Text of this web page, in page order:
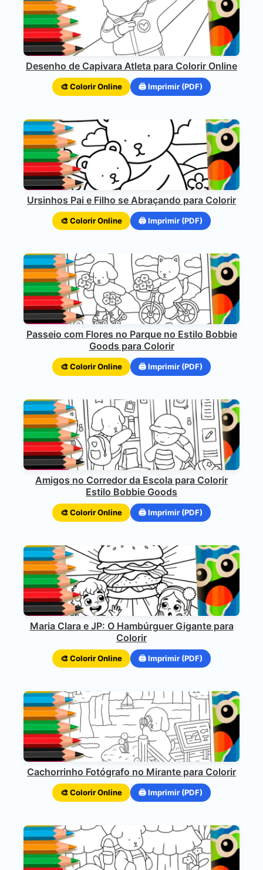
Desenho de Capivara Atleta para Colorir Online
🎨 Colorir Online 🖨️ Imprimir (PDF)
Ursinhos Pai e Filho se Abraçando para Colorir
🎨 Colorir Online 🖨️ Imprimir (PDF)
Passeio com Flores no Parque no Estilo Bobbie
Goods para Colorir
🎨 Colorir Online 🖨️ Imprimir (PDF)
Amigos no Corredor da Escola para Colorir
Estilo Bobbie Goods
🎨 Colorir Online 🖨️ Imprimir (PDF)
Maria Clara e JP: O Hambúrguer Gigante para
Colorir
🎨 Colorir Online 🖨️ Imprimir (PDF)
Cachorrinho Fotógrafo no Mirante para Colorir
🎨 Colorir Online 🖨️ Imprimir (PDF)